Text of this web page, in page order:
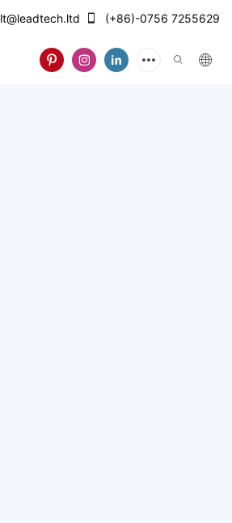
lt@leadtech.ltd (+86)-0756 7255629